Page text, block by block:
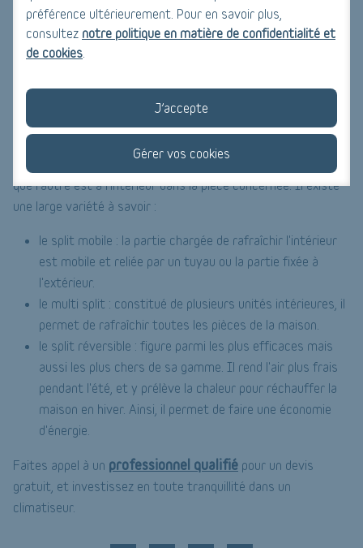
préférence ultérieurement. Pour en savoir plus,
consultez notre politique en matière de confidentialité et
de cookies
J’accepte
Gérer vos cookies
Son installation nécessite de faire un trou dans le mur afin de
faire passer le conduit d'évacuation vers l'extérieur. Il reste le
meilleur choix pour les appartements.
Le climatiseur split
Le climatiseur split à usage domestique, peut aussi être
utilisé dans les grandes entreprises. Il est composé de 2
parties, voire plus. Une partie est toujours à l'extérieur tandis
que l'autre est à l'intérieur dans la pièce concernée. Il existe
une large variété à savoir :
le split mobile : la partie chargée de rafraîchir l'intérieur
est mobile et reliée par un tuyau ou la partie fixée à
l'extérieur.
le multi split : constitué de plusieurs unités intérieures, il
permet de rafraîchir toutes les pièces de la maison.
le split réversible : figure parmi les plus efficaces mais
aussi les plus chers de sa gamme. Il rend l'air plus frais
pendant l'été, et y prélève la chaleur pour réchauffer la
maison en hiver. Ainsi, il permet de faire une économie
d'énergie.
Faites appel à un professionnel qualifié pour un devis
gratuit, et investissez en toute tranquillité dans un
climatiseur.